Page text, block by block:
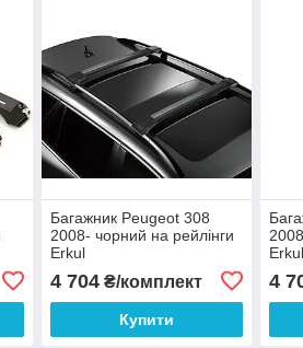
Багажник Peugeot 308
2008- чорний на рейлінги
Erkul
4 704₴/комплект
Купити
4